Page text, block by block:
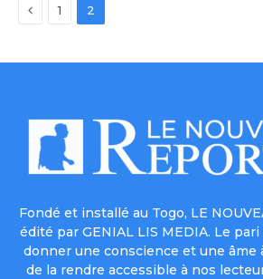
Previous
1 2
Fondé et installé au Togo, LE
édité par GENIAL LIS MEDIA. Le
donner une conscience et une âme
de la rendre accessible à nos